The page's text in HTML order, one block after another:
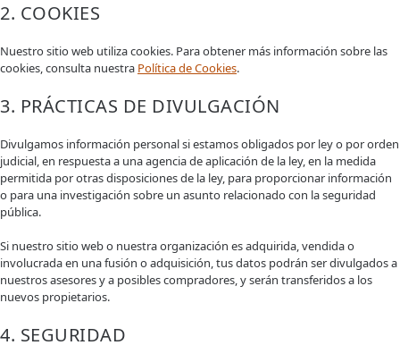
2. COOKIES
Nuestro sitio web utiliza cookies. Para obtener más información sobre las
cookies, consulta nuestra Política de Cookies.
3. PRÁCTICAS DE DIVULGACIÓN
Divulgamos información personal si estamos obligados por ley o por orden
judicial, en respuesta a una agencia de aplicación de la ley, en la medida
permitida por otras disposiciones de la ley, para proporcionar información
o para una investigación sobre un asunto relacionado con la seguridad
pública.
Si nuestro sitio web o nuestra organización es adquirida, vendida o
involucrada en una fusión o adquisición, tus datos podrán ser divulgados a
nuestros asesores y a posibles compradores, y serán transferidos a los
nuevos propietarios.
4. SEGURIDAD